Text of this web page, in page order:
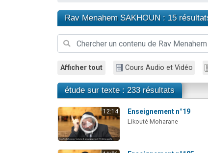
Nouvelle
4
Rav Menahem SAKHOUN : 15
Afficher tout Cours Audio et Vidéo
étude sur texte : 233 résultats
12:14 Enseignement n°19
Likouté Moharane